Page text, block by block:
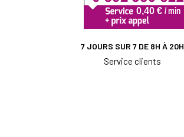
7 JOURS SUR 7 DE 8H À 20H
Service clients